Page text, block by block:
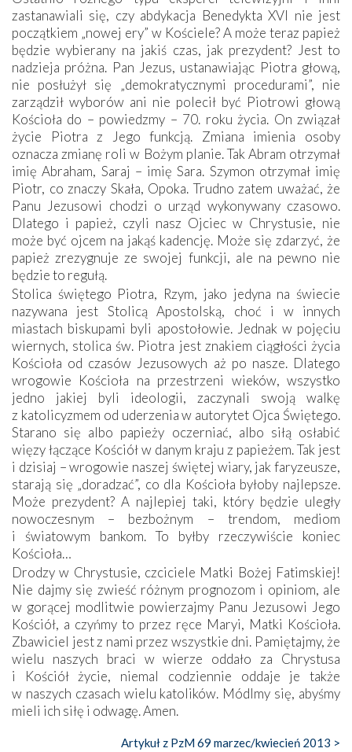
zastanawiali się, czy abdykacja Benedykta XVI nie jest
początkiem „nowej ery” w Kościele? A może teraz papież
będzie wybierany na jakiś czas, jak prezydent? Jest to
nadzieja próżna. Pan Jezus, ustanawiając Piotra głową,
nie posłużył się „demokratycznymi procedurami”, nie
zarządził wyborów ani nie polecił być Piotrowi głową
Kościoła do – powiedzmy – 70. roku życia. On związał
życie Piotra z Jego funkcją. Zmiana imienia osoby
oznacza zmianę roli w Bożym planie. Tak Abram otrzymał
imię Abraham, Saraj – imię Sara. Szymon otrzymał imię
Piotr, co znaczy Skała, Opoka. Trudno zatem uważać, że
Panu Jezusowi chodzi o urząd wykonywany czasowo.
Dlatego i papież, czyli nasz Ojciec w Chrystusie, nie
może być ojcem na jakąś kadencję. Może się zdarzyć, że
papież zrezygnuje ze swojej funkcji, ale na pewno nie
będzie to regułą.
Stolica świętego Piotra, Rzym, jako jedyna na świecie
nazywana jest Stolicą Apostolską, choć i w innych
miastach biskupami byli apostołowie. Jednak w pojęciu
wiernych, stolica św. Piotra jest znakiem ciągłości życia
Kościoła od czasów Jezusowych aż po nasze. Dlatego
wrogowie Kościoła na przestrzeni wieków, wszystko
jedno jakiej byli ideologii, zaczynali swoją walkę
z katolicyzmem od uderzenia w autorytet Ojca Świętego.
Starano się albo papieży oczerniać, albo siłą osłabić
więzy łączące Kościół w danym kraju z papieżem. Tak jest
i dzisiaj – wrogowie naszej świętej wiary, jak faryzeusze,
starają się „doradzać”, co dla Kościoła byłoby najlepsze.
Może prezydent? A najlepiej taki, który będzie uległy
nowoczesnym – bezbożnym – trendom, mediom
i światowym bankom. To byłby rzeczywiście koniec
Kościoła…
Drodzy w Chrystusie, czciciele Matki Bożej Fatimskiej!
Nie dajmy się zwieść różnym prognozom i opiniom, ale
w gorącej modlitwie powierzajmy Panu Jezusowi Jego
Kościół, a czyńmy to przez ręce Maryi, Matki Kościoła.
Zbawiciel jest z nami przez wszystkie dni. Pamiętajmy, że
wielu naszych braci w wierze oddało za Chrystusa
i Kościół życie, niemal codziennie oddaje je także
w naszych czasach wielu katolików. Módlmy się, abyśmy
mieli ich siłę i odwagę. Amen.
Artykuł z PzM 69 marzec/kwiecień 2013 >